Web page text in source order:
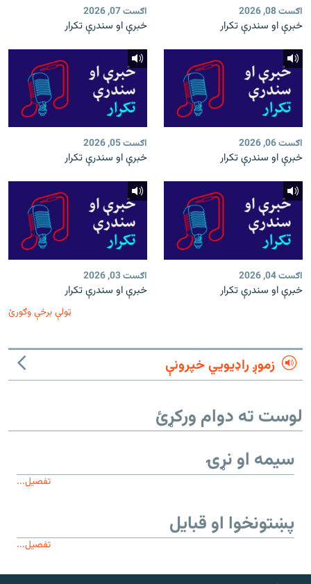
اګست 08, 2026
خبرې او سندرې تکرار
اګست 07, 2026
خبرې او سندرې تکرار
اګست 06, 2026
خبرې او سندرې تکرار
اګست 05, 2026
خبرې او سندرې تکرار
اګست 04, 2026
خبرې او سندرې تکرار
اګست 03, 2026
خبرې او سندرې تکرار
ټولې برخې وګورئ
زموږ راډیويي خپرونې
لوست ته دوام ورکړئ
سیمه او نړۍ
تفصیل...
پښتونخوا او قبایل
تفصیل...